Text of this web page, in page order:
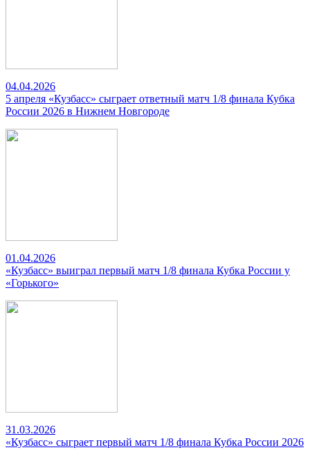
04.04.2026
5 апреля «Кузбасс» сыграет ответный матч 1/8 финала Кубка
России 2026 в Нижнем Новгороде
01.04.2026
«Кузбасс» выиграл первый матч 1/8 финала Кубка России у
«Горького»
31.03.2026
«Кузбасс» сыграет первый матч 1/8 финала Кубка России 2026